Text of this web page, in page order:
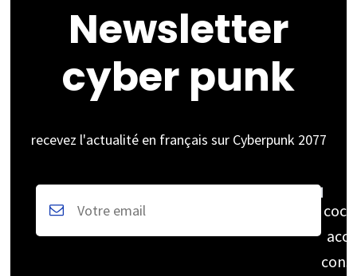
Newsletter
cyber punk
recevez l'actualité en français sur Cyberpunk 2077